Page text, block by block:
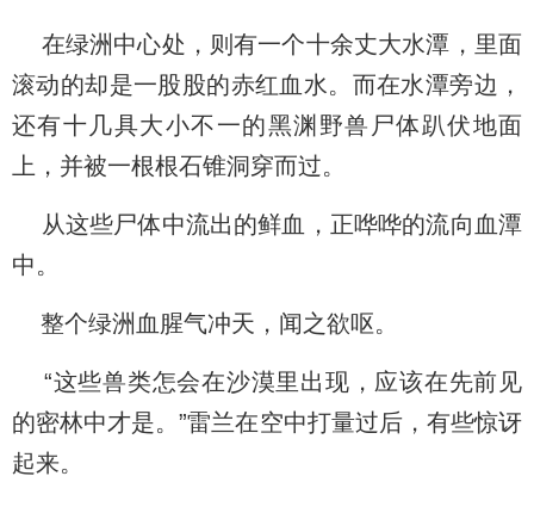
在绿洲中心处，则有一个十余丈大水潭，里面
滚动的却是一股股的赤红血水。而在水潭旁边，
还有十几具大小不一的黑渊野兽尸体趴伏地面
上，并被一根根石锥洞穿而过。
从这些尸体中流出的鲜血，正哗哗的流向血潭
中。
整个绿洲血腥气冲天，闻之欲呕。
“这些兽类怎会在沙漠里出现，应该在先前见
的密林中才是。”雷兰在空中打量过后，有些惊讶
起来。